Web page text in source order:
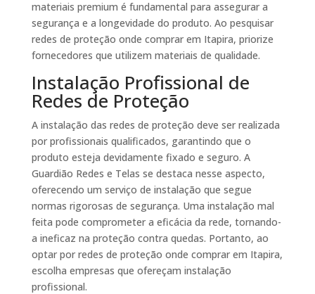
materiais premium é fundamental para assegurar a
segurança e a longevidade do produto. Ao pesquisar
redes de proteção onde comprar em Itapira, priorize
fornecedores que utilizem materiais de qualidade.
Instalação Profissional de
Redes de Proteção
A instalação das redes de proteção deve ser realizada
por profissionais qualificados, garantindo que o
produto esteja devidamente fixado e seguro. A
Guardião Redes e Telas se destaca nesse aspecto,
oferecendo um serviço de instalação que segue
normas rigorosas de segurança. Uma instalação mal
feita pode comprometer a eficácia da rede, tornando-
a ineficaz na proteção contra quedas. Portanto, ao
optar por redes de proteção onde comprar em Itapira,
escolha empresas que ofereçam instalação
profissional.